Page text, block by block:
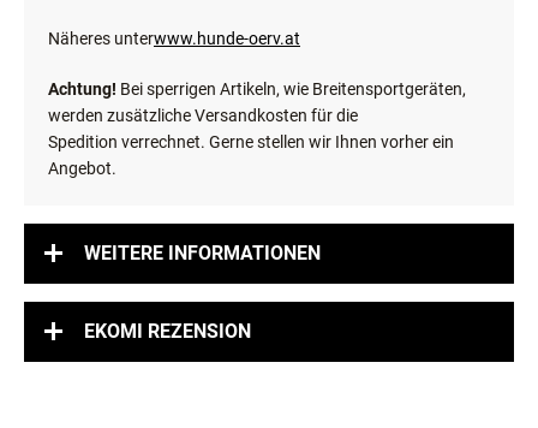
Näheres unterwww.hunde-oerv.at
Achtung! Bei sperrigen Artikeln, wie Breitensportgeräten,
werden zusätzliche Versandkosten für die
Spedition verrechnet. Gerne stellen wir Ihnen vorher ein
Angebot.
WEITERE INFORMATIONEN
EKOMI REZENSION